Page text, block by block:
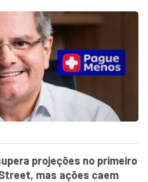
projeções no primeiro
mas ações caem